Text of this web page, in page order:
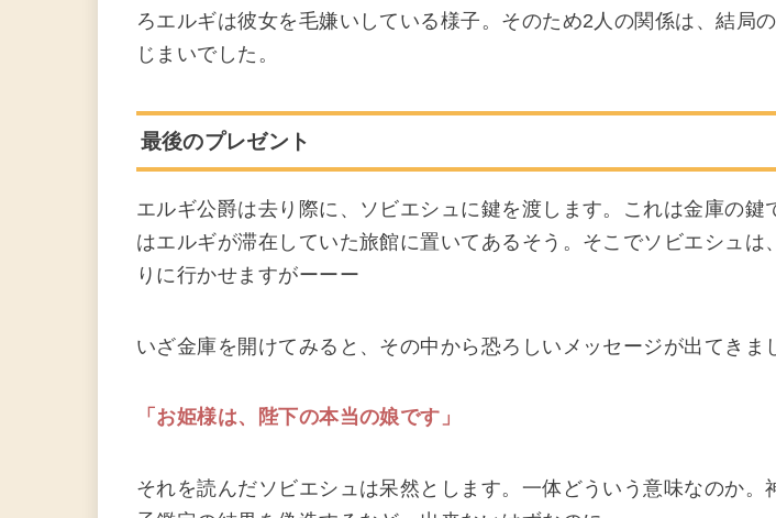
ろエルギは彼女を毛嫌いしている様子。そのため2人の関係は、結局
じまいでした。
最後のプレゼント
エルギ公爵は去り際に、ソビエシュに鍵を渡します。これは金庫の鍵
はエルギが滞在していた旅館に置いてあるそう。そこでソビエシュは
りに行かせますがーーー
いざ金庫を開けてみると、その中から恐ろしいメッセージが出てきま
「お姫様は、陛下の本当の娘です」
それを読んだソビエシュは呆然とします。一体どういう意味なのか。